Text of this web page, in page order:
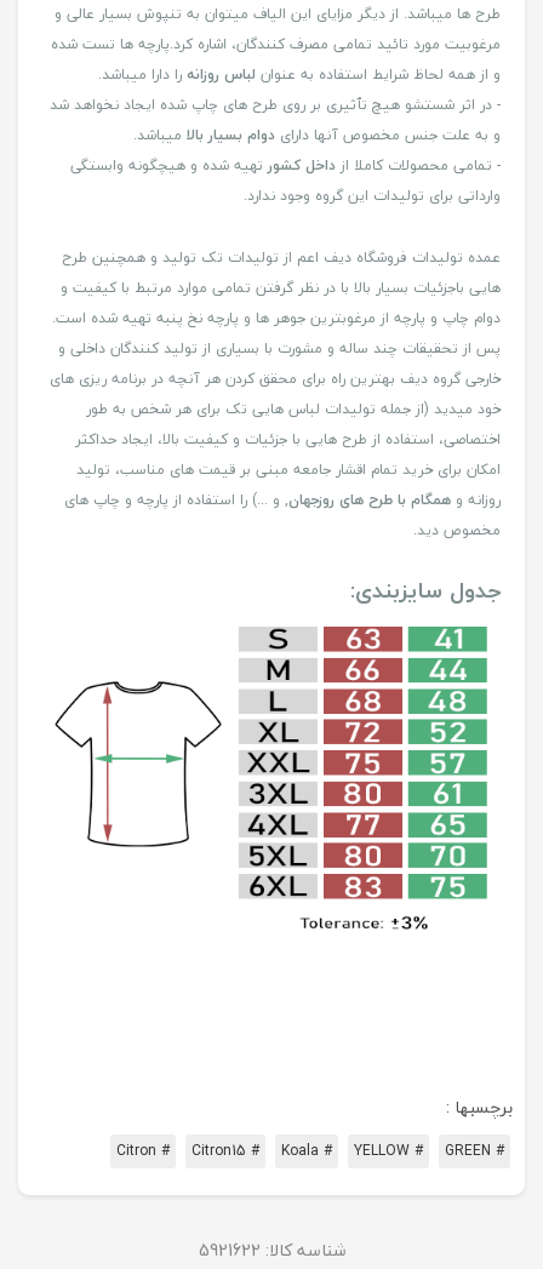
طرح ها میباشد. از دیگر مزایای این الیاف میتوان به تنپوش بسیار عالی و
مرغوبیت مورد تائید تمامی مصرف کنندگان، اشاره کرد.پارچه ها تست شده
و از همه لحاظ شرایط استفاده به عنوان لباس روزانهرا دارا میباشد.
- در اثر شستشو هیچ تٱثیری بر روی طرح های چاپ شده ایجاد نخواهد شد
و به علت جنس مخصوص آنها دارای دوام بسیار بالا میباشد.
- تمامی محصولات کاملا از داخل کشور تهیه شده و هیچگونه وابستگی
وارداتی برای تولیدات این گروه وجود ندارد.
عمده تولیدات فروشگاه دیف اعم از تولیدات تک تولید و همچنین طرح
هایی باجزئیات بسیار بالا با در نظر گرفتن تمامی موارد مرتبط با کیفیت و
دوام چاپ و پارچه از مرغوبترین جوهر ها و پارچه نخ پنبه تهیه شده است.
پس از تحقیقات چند ساله و مشورت با بسیاری از تولید کنندگان داخلی و
خارجی گروه دیف بهترین راه برای محقق کردن هر آنچه در برنامه ریزی های
خود میدید (از جمله تولیدات لباس هایی تک برای هر شخص به طور
اختصاصی، استفاده از طرح هایی با جزئیات و کیفیت بالا، ایجاد حداکثر
امکان برای خرید تمام اقشار جامعه مبنی بر قیمت های مناسب، تولید
روزانه و همگام با طرح های روزجهان, و ...) را استفاده از پارچه و چاپ های
مخصوص دید.
جدول سایزبندی:
برچسبها :
# GREEN
# YELLOW
# Koala
# Citron15
# Citron
شناسه کالا: 5921622